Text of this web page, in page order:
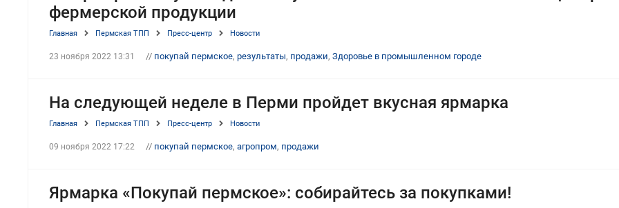
фермерской продукции
Главная Пермская ТПП Пресс-центр Новости
23 ноября 2022 13:31 // покупай пермское, результаты, продажи, Здоровье в промышленном городе
На следующей неделе в Перми пройдет вкусная ярмарка
Главная Пермская ТПП Пресс-центр Новости
09 ноября 2022 17:22 // покупай пермское, агропром, продажи
Ярмарка «Покупай пермское»: собирайтесь за покупками!